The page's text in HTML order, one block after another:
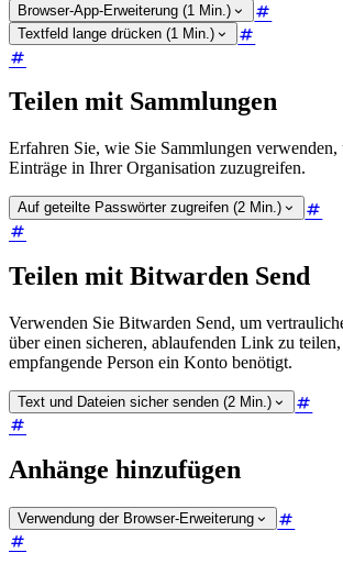
Browser-App-Erweiterung (1 Min.)
Textfeld lange drücken (1 Min.)
Teilen mit Sammlungen
Erfahren Sie, wie Sie Sammlungen verwenden,
Einträge in Ihrer Organisation zuzugreifen.
Auf geteilte Passwörter zugreifen (2 Min.)
Teilen mit Bitwarden Send
Verwenden Sie Bitwarden Send, um
über einen sicheren, ablaufenden Link zu
empfangende Person ein Konto benötigt.
Text und Dateien sicher senden (2 Min.)
Anhänge hinzufügen
Verwendung der Browser-Erweiterung